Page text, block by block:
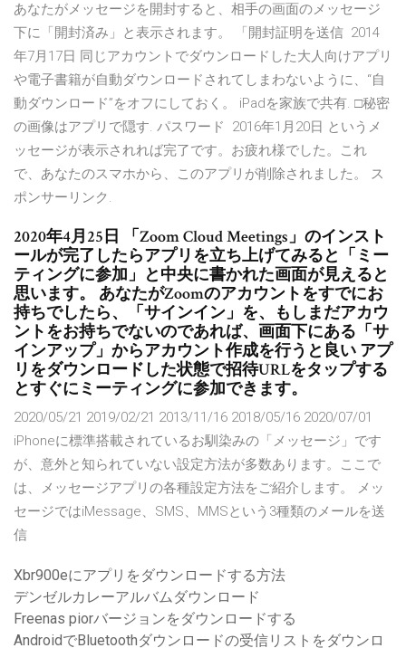
あなたがメッセージを開封すると、相手の画面のメッセージ
下に「開封済み」と表示されます。 「開封証明を送信 2014
年7月17日 同じアカウントでダウンロードした大人向けアプリ
や電子書籍が自動ダウンロードされてしまわないように、“自
動ダウンロード”をオフにしておく。 iPadを家族で共有. □秘密
の画像はアプリで隠す. パスワード 2016年1月20日 というメ
ッセージが表示されれば完了です。お疲れ様でした。これ
で、あなたのスマホから、このアプリが削除されました。 ス
ポンサーリンク.
2020年4月25日 「Zoom Cloud Meetings」のインスト
ールが完了したらアプリを立ち上げてみると「ミー
ティングに参加」と中央に書かれた画面が見えると
思います。 あなたがZoomのアカウントをすでにお
持ちでしたら、「サインイン」を、もしまだアカウ
ントをお持ちでないのであれば、画面下にある「サ
インアップ」からアカウント作成を行うと良い アプ
リをダウンロードした状態で招待URLをタップする
とすぐにミーティングに参加できます。
2020/05/21 2019/02/21 2013/11/16 2018/05/16 2020/07/01
iPhoneに標準搭載されているお馴染みの「メッセージ」です
が、意外と知られていない設定方法が多数あります。ここで
は、メッセージアプリの各種設定方法をご紹介します。 メッ
セージではiMessage、SMS、MMSという3種類のメールを送
信
Xbr900eにアプリをダウンロードする方法
デンゼルカレーアルバムダウンロード
Freenas piorバージョンをダウンロードする
AndroidでBluetoothダウンロードの受信リストをダウンロ